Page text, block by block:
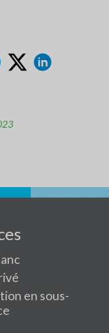
en sous-